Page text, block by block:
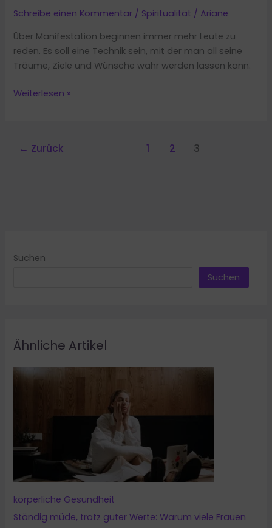
Schreibe einen Kommentar / Spiritualität / Ariane
Über Manifestation beginnen immer mehr Leute zu
reden. Es soll eine Technik sein, mit der man all seine
Träume, Ziele und Wünsche wahr werden lassen kann.
Was
Schritte
Weiterlesen »
← Zurück 1 2 3
Suchen
Suchen
Ähnliche Artikel
körperliche Gesundheit
Ständig müde, trotz guter Werte: Warum viele Frauen